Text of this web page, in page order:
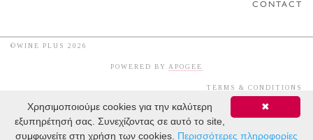
CONTACT
©WINE PLUS 2026
POWERED BY APOGEE
TERMS & CONDITIONS
✖
Χρησιμοποιούμε cookies για την καλύτερη
εξυπηρέτησή σας. Συνεχίζοντας σε αυτό το site,
συμφωνείτε στη χρήση των cookies. Περισσότερες πληροφορίες